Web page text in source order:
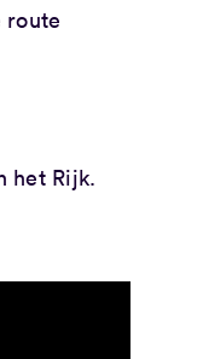
route
het Rijk.